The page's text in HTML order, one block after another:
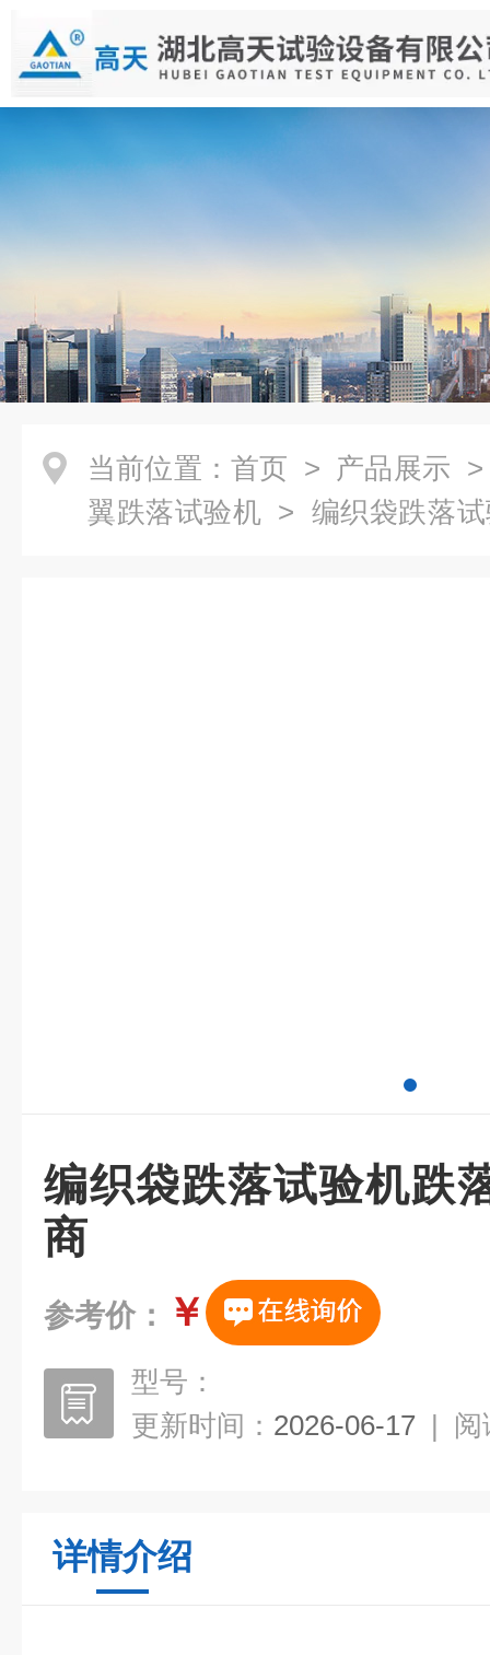
当前位置： 首页 > 产品展示
翼跌落试验机 > 编织袋跌落
编织袋跌落试验机跌
商
参考价： ￥
型号：
更新时间： 2026-06-17 | 阅
详情介绍